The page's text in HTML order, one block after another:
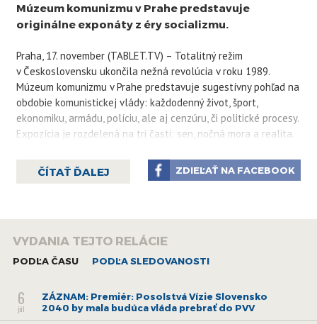
Múzeum komunizmu v Prahe predstavuje
originálne exponáty z éry socializmu.
Praha, 17. november (TABLET.TV) – Totalitný režim
v Československu ukončila nežná revolúcia v roku 1989.
Múzeum komunizmu v Prahe predstavuje sugestívny pohľad na
obdobie komunistickej vlády: každodenný život, šport,
ekonomiku, armádu, políciu, ale aj cenzúru, či politické procesy.
Expozícia je rozdelená na tri časti: sen, nočná mora a realita.
ČÍTAŤ ĎALEJ ZDIEĽAŤ NA FACEBOOK
VYDANIA TEJTO RELÁCIE
PODĽA ČASU PODĽA SLEDOVANOSTI
6
júl
ZÁZNAM: Premiér: Posolstvá Vízie Slovensko
2040 by mala budúca vláda prebrať do PVV